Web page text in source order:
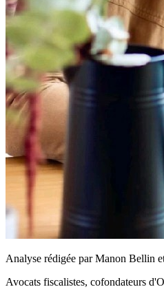
Analyse rédigée par Manon Bellin
Avocats fiscalistes, cofondateurs